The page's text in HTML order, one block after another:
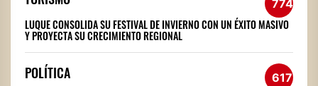
774
LUQUE CONSOLIDA SU FESTIVAL DE INVIERNO CON UN ÉXITO MASIVO
Y PROYECTA SU CRECIMIENTO REGIONAL
POLÍTICA 617